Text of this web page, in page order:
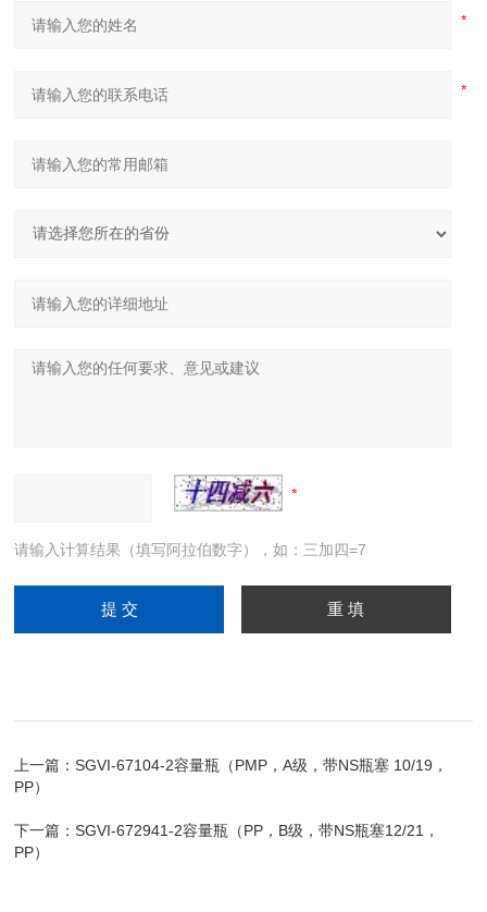
请输入计算结果（填写阿拉伯数字），如：三加四=7
上一篇：SGVI-67104-2容量瓶（PMP，A级，带NS瓶塞 10/19，
PP）
下一篇：SGVI-672941-2容量瓶（PP，B级，带NS瓶塞12/21，
PP）